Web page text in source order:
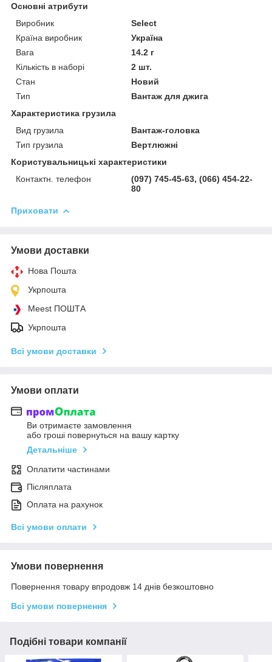
Основні атрибути
Виробник
Select
Країна виробник
Україна
Вага
14.2 г
Кількість в наборі
2 шт.
Стан
Новий
Тип
Вантаж для джига
Характеристика грузила
Вид грузила
Вантаж-головка
Тип грузила
Вертлюжні
Користувальницькі характеристики
Контактн. телефон
(097) 745-45-63, (066) 454-22-
80
Приховати
Умови доставки
Нова Пошта
Укрпошта
Meest ПОШТА
Укрпошта
Всі умови доставки
Умови оплати
Ви отримаєте замовлення
або гроші повернуться на вашу картку
Детальніше
Оплатити частинами
Післяплата
Оплата на рахунок
Всі умови оплати
Умови повернення
Повернення товару впродовж 14 днів безкоштовно
Всі умови повернення
Подібні товари компанії